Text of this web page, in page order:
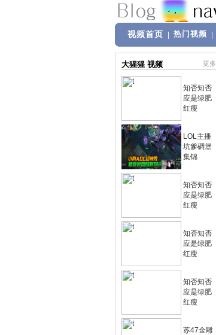
视频首页 热门视频
大猩猩 视频 更多
知否知否
应是绿肥
红瘦
LOL主播
坑爹碉堡
集锦
知否知否
应是绿肥
红瘦
知否知否
应是绿肥
红瘦
知否知否
应是绿肥
红瘦
苏47金雕